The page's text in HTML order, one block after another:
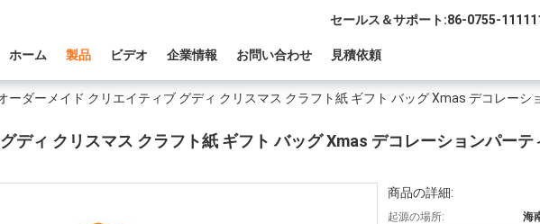
セールス＆サポート:86-0755-
ホーム 製品 ビデオ 企業情報 お問い合わせ 見積依頼
ーダーメイド クリエイティブ グディ クリスマス クラフト紙 ギフト バッグ Xmas デコレーシ
ディ クリスマス クラフト紙 ギフト バッグ Xmas デコレーションパー
商品の詳細:
起源の場所:
海